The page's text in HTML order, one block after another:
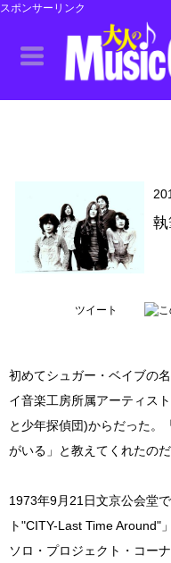
スポンサーリンク
ツイート
初めてシュガー・ベイブの
イ音楽工房所属アーティス
と少年探偵団)からだった。
がいる」と教えてくれたのだ
1973年9月21日文京公会堂
ト"CITY-Last Time Around"
ソロ・プロジェクト・コー